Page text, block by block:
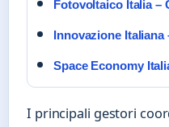
Fotovoltaico Italia –
Innovazione Italiana
Space Economy
I principali gestori